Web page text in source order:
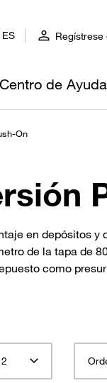
ES Regístrese
Centro de Ayuda
On
en depósitos y
de la tapa de
como